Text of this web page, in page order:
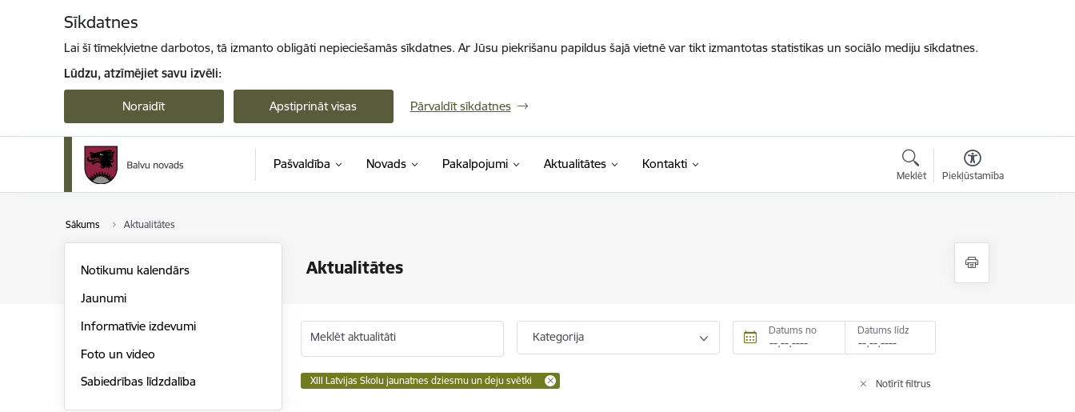
Sīkdatnes
Lai šī tīmekļvietne darbotos, tā izmanto obligāti nepieciešamās sīkdatnes. Ar Jūsu piekrišanu papildus šajā vietnē var tikt izmantotas statistikas un sociālo mediju sīkdatnes.
Lūdzu, atzīmējiet savu izvēli:
Noraidīt Apstiprināt visas Pārvaldīt sīkdatnes
Pašvaldība Novads Pakalpojumi Aktualitātes Kontakti
Meklēt Piekļūstamība
Sākums Aktualitātes
Aktualitātes
Notikumu kalendārs
Jaunumi
Informatīvie izdevumi
Foto un video
Sabiedrības līdzdalība
Meklēt aktualitāti Kategorija Datums no Datums līdz
XIII Latvijas Skolu jaunatnes dziesmu un deju svētki Notīrīt filtrus